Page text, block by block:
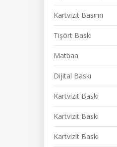
Kartvizit Basımı
Tişört Baskı
Matbaa
Dijital Baskı
Kartvizit Baskı
Kartvizit Baskı
Kartvizit Baskı